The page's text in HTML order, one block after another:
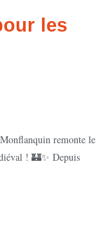
les
remonte le
! 🏰✨ Depuis